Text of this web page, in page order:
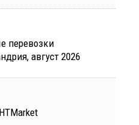
перевозки
август 2026